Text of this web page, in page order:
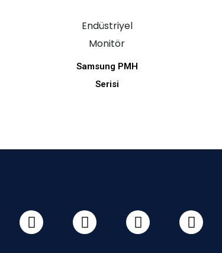
Endüstriyel
Monitör
Samsung PMH
Serisi